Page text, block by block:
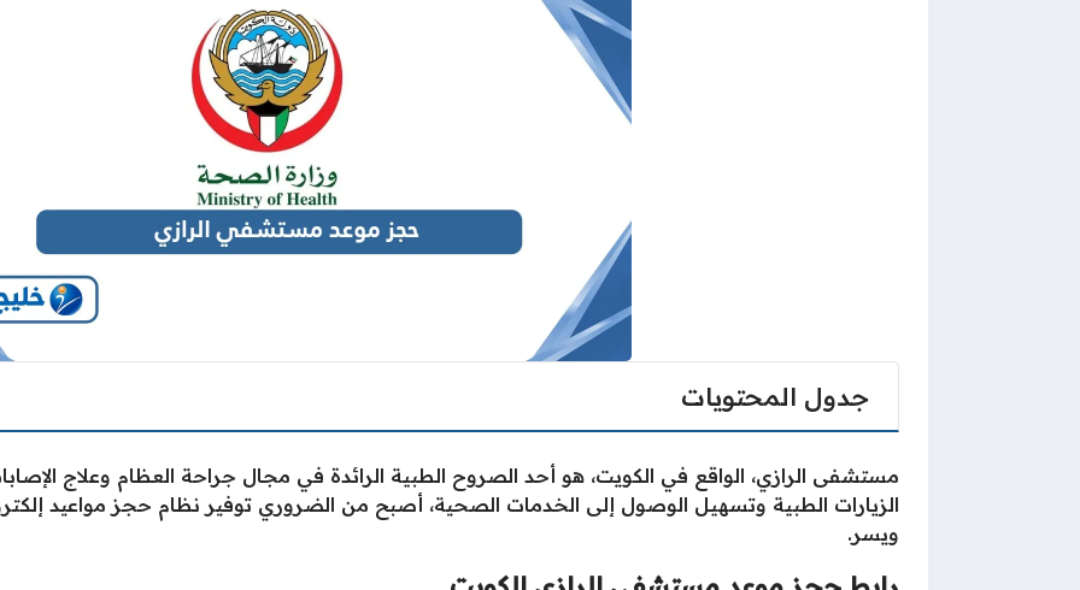
جدول المحتويات
مستشفى الرازي، الواقع في الكويت، هو أحد الصروح الطبية الرائدة في مجال جراحة العظام وعلاج
الزيارات الطبية وتسهيل الوصول إلى الخدمات الصحية، أصبح من الضروري توفير نظام حجز مواعيد
ويسر.